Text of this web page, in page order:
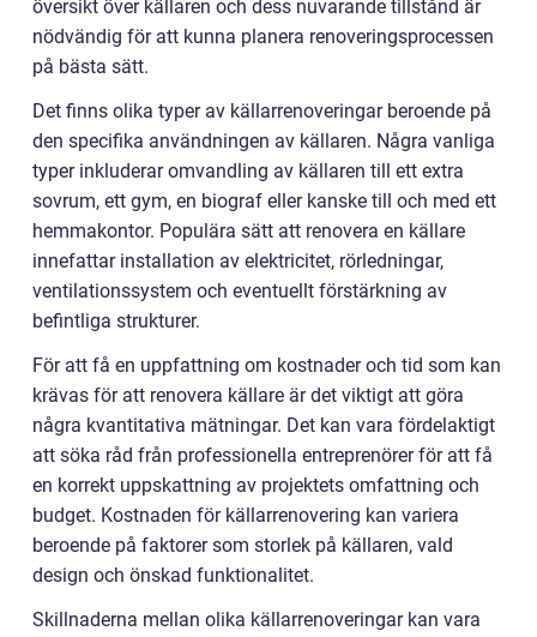
översikt över källaren och dess nuvarande tillstånd är
nödvändig för att kunna planera renoveringsprocessen
på bästa sätt.
Det finns olika typer av källarrenoveringar beroende på
den specifika användningen av källaren. Några vanliga
typer inkluderar omvandling av källaren till ett extra
sovrum, ett gym, en biograf eller kanske till och med ett
hemmakontor. Populära sätt att renovera en källare
innefattar installation av elektricitet, rörledningar,
ventilationssystem och eventuellt förstärkning av
befintliga strukturer.
För att få en uppfattning om kostnader och tid som kan
krävas för att renovera källare är det viktigt att göra
några kvantitativa mätningar. Det kan vara fördelaktigt
att söka råd från professionella entreprenörer för att få
en korrekt uppskattning av projektets omfattning och
budget. Kostnaden för källarrenovering kan variera
beroende på faktorer som storlek på källaren, vald
design och önskad funktionalitet.
Skillnaderna mellan olika källarrenoveringar kan vara